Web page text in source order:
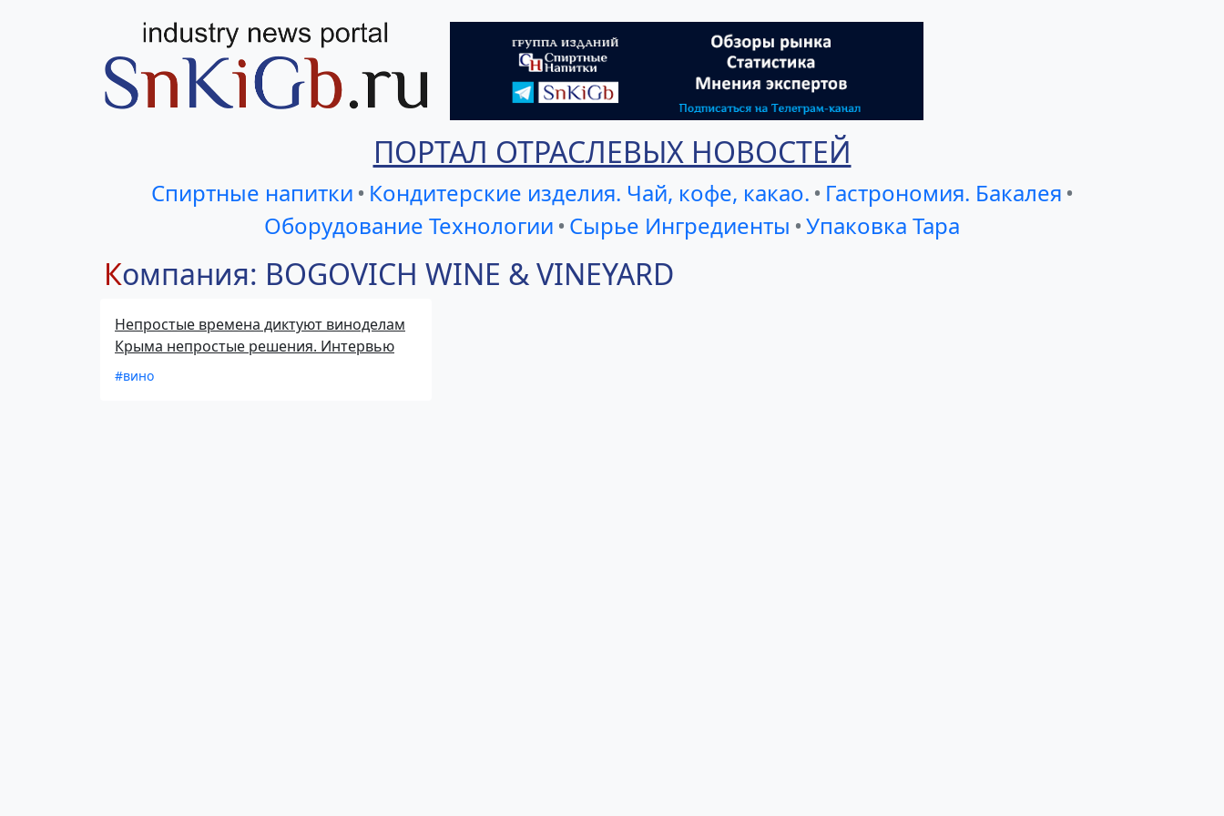
ПОРТАЛ ОТРАСЛЕВЫХ НОВОСТЕЙ
Спиртные напитки • Кондитерские изделия. Чай, кофе, какао. • Гастрономия. Бакалея •
Оборудование Технологии • Сырье Ингредиенты •Упаковка Тара
Компания: BOGOVICH WINE & VINEYARD
Непростые времена диктуют виноделам
Крыма непростые решения. Интервью
#вино